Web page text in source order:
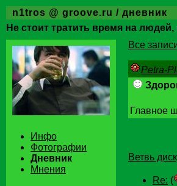
n1tros @ groove.ru / дневник
Не стоит тратить время на
Инфо
Фотографии
Дневник
Мнения
Все
Petra-
Главное
Ветвь
Re: (